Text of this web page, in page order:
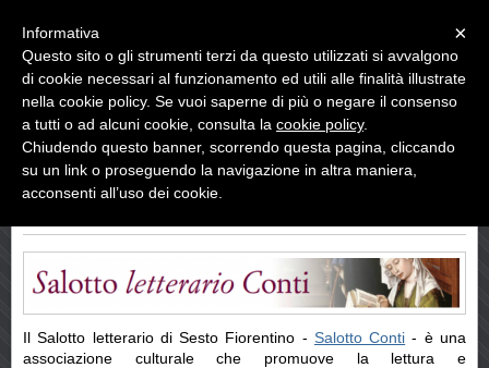
Arte di Parole
Arte di Parole “Gianni Conti” – Premio Letterario città di Prato
CHI SIAMO
Il Salotto letterario di Sesto Fiorentino - Salotto Conti - è una
associazione culturale che promuove la lettura e
×
Informativa
Questo sito o gli strumenti terzi da questo utilizzati si avvalgono
di cookie necessari al funzionamento ed utili alle finalità illustrate
nella cookie policy. Se vuoi saperne di più o negare il consenso
a tutti o ad alcuni cookie, consulta la cookie policy.
Chiudendo questo banner, scorrendo questa pagina, cliccando
su un link o proseguendo la navigazione in altra maniera,
acconsenti all’uso dei cookie.